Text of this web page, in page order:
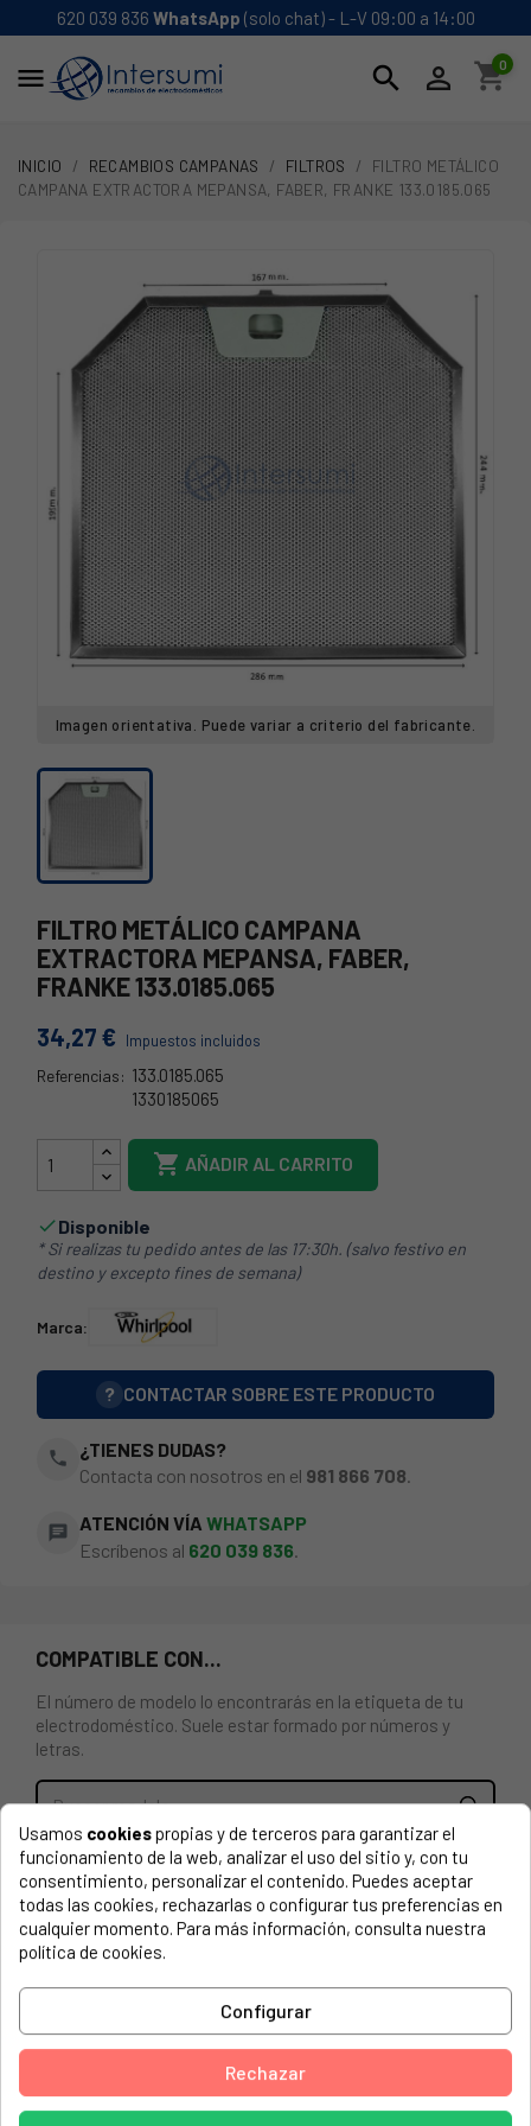
620 039 836 WhatsApp (solo chat) - L-V 09:00 a 14:00
 search  shopping_cart
0
INICIO RECAMBIOS CAMPANAS FILTROS
FILTRO METÁLICO
CAMPANA EXTRACTORA MEPANSA, FABER, FRANKE 133.0185.065
Imagen orientativa. Puede variar a criterio del fabricante.
FILTRO METÁLICO CAMPANA
EXTRACTORA MEPANSA, FABER,
FRANKE 133.0185.065
34,27 € Impuestos incluidos
Referencias: 133.0185.065
1330185065
 AÑADIR AL CARRITO
Disponible
* Si realizas tu pedido antes de las 17:30h. (salvo festivo en
destino y excepto fines de semana)
Marca:
? CONTACTAR SOBRE ESTE PRODUCTO
phone
¿TIENES DUDAS?
Contacta con nosotros en el 981 866 708.
chat ATENCIÓN VÍA WHATSAPP
Escríbenos al 620 039 836
COMPATIBLE CON...
El número de modelo lo encontrarás en la etiqueta de tu
electrodoméstico. Suele estar formado por números y
letras.
FILTRO METÁLICO CAMPANA EXTRACTORA MEPANSA,
FABER, FRANKE
FABER, 110.0156.633 CYLINDRA GLOSS EG8 W A37
ELNFABER, 110.0156.693
ALNO, AE 37 E
ALNO, AE 37 E (94249190000)
ALNO, AEI 451 E
Usamos cookiespropias y de terceros para garantizar el
funcionamiento de la web, analizar el uso del sitio y, con tu
consentimiento, personalizar el contenido. Puedes aceptar
todas las cookies, rechazarlas o configurar tus preferencias en
cualquier momento. Para más información, consulta nuestra
política de cookies.
Configurar
Rechazar